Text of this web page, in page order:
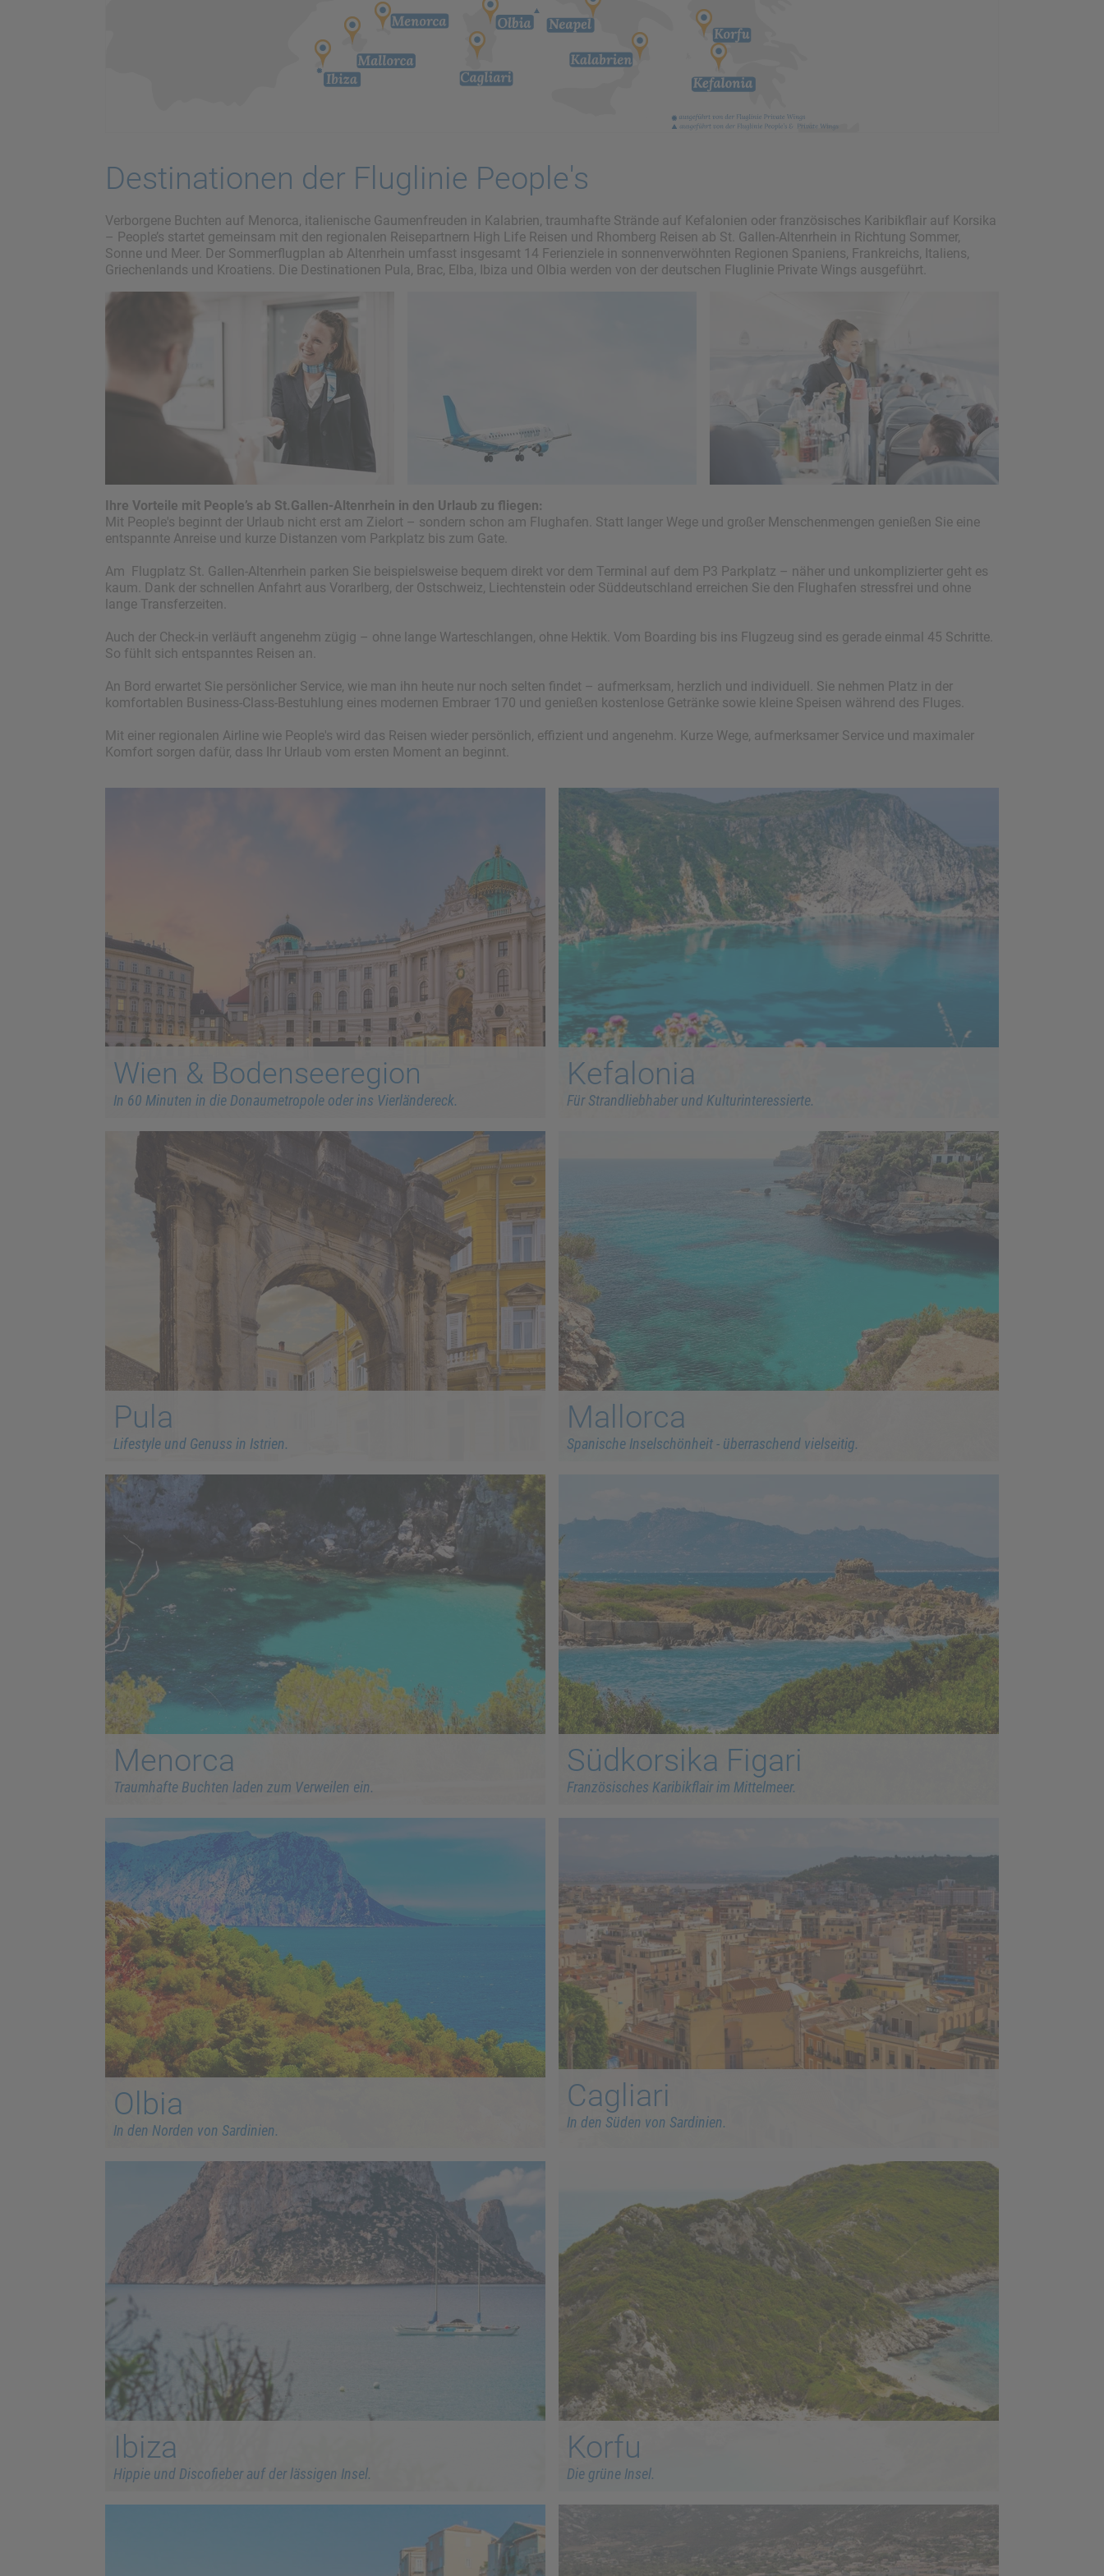
Destinationen der Fluglinie People's
Verborgene Buchten auf Menorca, italienische Gaumenfreuden in Kalabrien, traumhafte Strände auf Kefalonien oder französisches Karibikflair auf Korsika
– People’s startet gemeinsam mit den regionalen Reisepartnern High Life Reisen und Rhomberg Reisen ab St. Gallen-Altenrhein in Richtung Sommer,
Sonne und Meer. Der Sommerflugplan ab Altenrhein umfasst insgesamt 14 Ferienziele in sonnenverwöhnten Regionen Spaniens, Frankreichs, Italiens,
Griechenlands und Kroatiens. Die Destinationen Pula, Brac, Elba, Ibiza und Olbia werden von der deutschen Fluglinie Private Wings ausgeführt.
Ihre Vorteile mit People’s ab St.Gallen-Altenrhein in den Urlaub zu fliegen:
Mit People's beginnt der Urlaub nicht erst am Zielort – sondern schon am Flughafen. Statt langer Wege und großer Menschenmengen genießen Sie eine
entspannte Anreise und kurze Distanzen vom Parkplatz bis zum Gate.
Am Flugplatz St. Gallen-Altenrhein parken Sie beispielsweise bequem direkt vor dem Terminal auf dem P3 Parkplatz – näher und unkomplizierter geht es
kaum. Dank der schnellen Anfahrt aus Vorarlberg, der Ostschweiz, Liechtenstein oder Süddeutschland erreichen Sie den Flughafen stressfrei und ohne
lange Transferzeiten.
Auch der Check-in verläuft angenehm zügig – ohne lange Warteschlangen, ohne Hektik. Vom Boarding bis ins Flugzeug sind es gerade einmal 45 Schritte.
So fühlt sich entspanntes Reisen an.
An Bord erwartet Sie persönlicher Service, wie man ihn heute nur noch selten findet – aufmerksam, herzlich und individuell. Sie nehmen Platz in der
komfortablen Business-Class-Bestuhlung eines modernen Embraer 170 und genießen kostenlose Getränke sowie kleine Speisen während des Fluges.
Mit einer regionalen Airline wie People's wird das Reisen wieder persönlich, effizient und angenehm. Kurze Wege, aufmerksamer Service und maximaler
Komfort sorgen dafür, dass Ihr Urlaub vom ersten Moment an beginnt.
Wien & Bodenseeregion
In 60 Minuten in die Donaumetropole oder ins Vierländereck.
Kefalonia
Für Strandliebhaber und Kulturinteressierte.
Pula
Lifestyle und Genuss in Istrien.
Mallorca
Spanische Inselschönheit - überraschend vielseitig.
Menorca
Traumhafte Buchten laden zum Verweilen ein.
Südkorsika Figari
Französisches Karibikflair im Mittelmeer.
Olbia
In den Norden von Sardinien.
Cagliari
In den Süden von Sardinien.
Ibiza
Hippie und Discofieber auf der lässigen Insel.
Korfu
Die grüne Insel.